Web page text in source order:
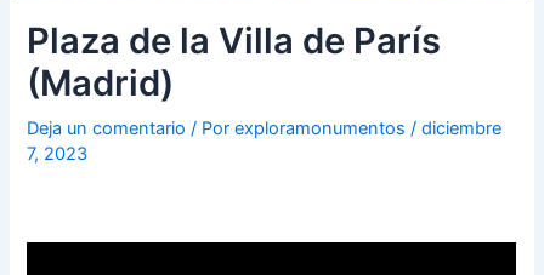
Plaza de la Villa de París
(Madrid)
Deja un comentario / Porexploramonumentos/diciembre
7, 2023